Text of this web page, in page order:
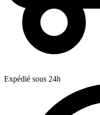
Expédié sous 24h